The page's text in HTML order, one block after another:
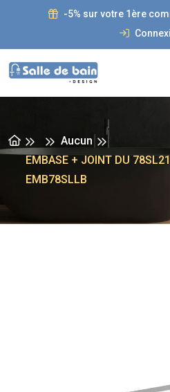
-5% sur votre 1ère
Aucun
EMBASE + JOINT DU
EMB78SLLB